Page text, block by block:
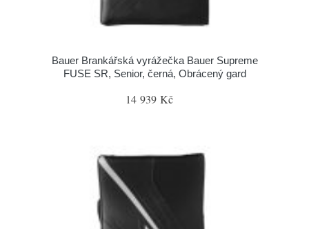
Bauer Brankářská vyrážečka Bauer Supreme
FUSE SR, Senior, černá, Obrácený gard
14 939 Kč